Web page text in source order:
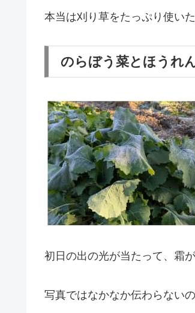
本当は刈り草をたっぷり使い
のらぼう菜とほうれ
初日の出の光が当たって、霜
写真ではなかなか伝わらない